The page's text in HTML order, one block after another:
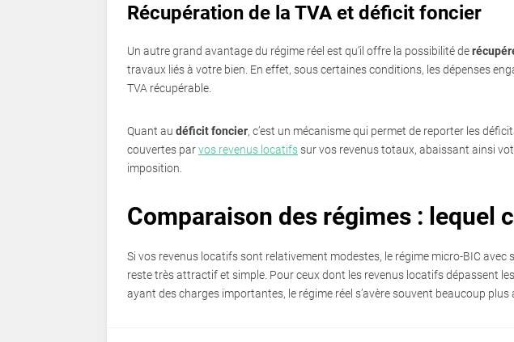
Récupération de la TVA et déficit foncier
Un autre grand avantage du régime réel est qu’il offre la possibilité de
travaux liés à votre bien. En effet, sous certaines conditions, les dépenses
TVA récupérable.
Quant au déficit foncier, c’est un mécanisme qui permet de reporter les
couvertes parvos revenus locatifs sur vos revenus totaux, abaissant ainsi
imposition.
Comparaison des régimes : lequel
Si vos revenus locatifs sont relativement modestes, le régime micro-BIC avec
reste très attractif et simple. Pour ceux dont les revenus locatifs dépassent les
ayant des charges importantes, le régime réel s’avère souvent beaucoup plus